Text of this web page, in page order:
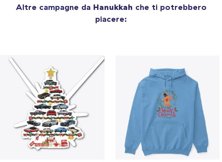
Altre campagne da Hanukkah che ti potrebbero
piacere: